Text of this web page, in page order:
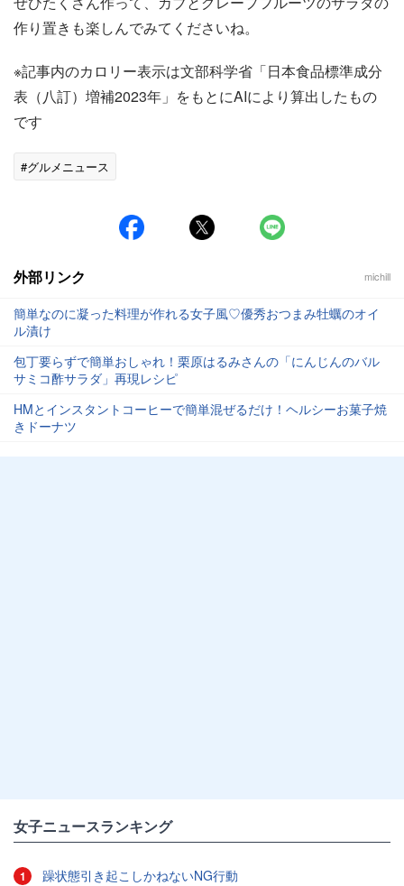
作り置きも楽しんでみてくださいね。
※記事内のカロリー表示は文部科学省「日本食品標準成分
表（八訂）増補2023年」をもとにAIにより算出したもの
です
#グルメニュース
外部リンク michill
簡単なのに凝った料理が作れる女子風♡優秀おつまみ牡蠣のオイ
ル漬け
包丁要らずで簡単おしゃれ！栗原はるみさんの「にんじんのバル
サミコ酢サラダ」再現レシピ
HMとインスタントコーヒーで簡単混ぜるだけ！ヘルシーお菓子焼
きドーナツ
女子ニュースランキング
1 躁状態引き起こしかねないNG行動